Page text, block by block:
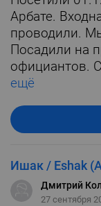
Арбате.
проводили.
Посадили на
официантов.
ещё
Ишак / Eshak
Дмитрий
27 сентября